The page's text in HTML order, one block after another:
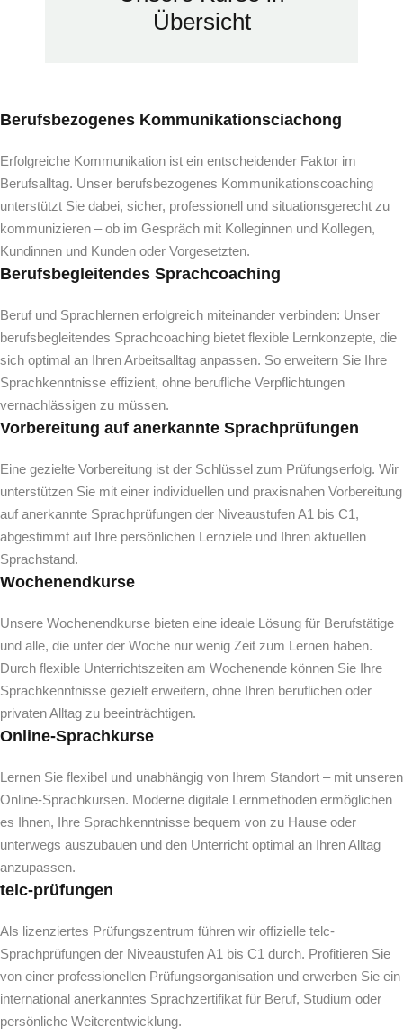
Übersicht
Berufsbezogenes Kommunikationsciachong
Erfolgreiche Kommunikation ist ein entscheidender Faktor im
Berufsalltag. Unser berufsbezogenes Kommunikationscoaching
unterstützt Sie dabei, sicher, professionell und situationsgerecht zu
kommunizieren – ob im Gespräch mit Kolleginnen und Kollegen,
Kundinnen und Kunden oder Vorgesetzten.
Berufsbegleitendes Sprachcoaching
Beruf und Sprachlernen erfolgreich miteinander verbinden: Unser
berufsbegleitendes Sprachcoaching bietet flexible Lernkonzepte, die
sich optimal an Ihren Arbeitsalltag anpassen. So erweitern Sie Ihre
Sprachkenntnisse effizient, ohne berufliche Verpflichtungen
vernachlässigen zu müssen.
Vorbereitung auf anerkannte Sprachprüfungen
Eine gezielte Vorbereitung ist der Schlüssel zum Prüfungserfolg. Wir
unterstützen Sie mit einer individuellen und praxisnahen Vorbereitung
auf anerkannte Sprachprüfungen der Niveaustufen A1 bis C1,
abgestimmt auf Ihre persönlichen Lernziele und Ihren aktuellen
Sprachstand.
Wochenendkurse
Unsere Wochenendkurse bieten eine ideale Lösung für Berufstätige
und alle, die unter der Woche nur wenig Zeit zum Lernen haben.
Durch flexible Unterrichtszeiten am Wochenende können Sie Ihre
Sprachkenntnisse gezielt erweitern, ohne Ihren beruflichen oder
privaten Alltag zu beeinträchtigen.
Online-Sprachkurse
Lernen Sie flexibel und unabhängig von Ihrem Standort – mit unseren
Online-Sprachkursen. Moderne digitale Lernmethoden ermöglichen
es Ihnen, Ihre Sprachkenntnisse bequem von zu Hause oder
unterwegs auszubauen und den Unterricht optimal an Ihren Alltag
anzupassen.
telc-prüfungen
Als lizenziertes Prüfungszentrum führen wir offizielle telc-
Sprachprüfungen der Niveaustufen A1 bis C1 durch. Profitieren Sie
von einer professionellen Prüfungsorganisation und erwerben Sie ein
international anerkanntes Sprachzertifikat für Beruf, Studium oder
persönliche Weiterentwicklung.